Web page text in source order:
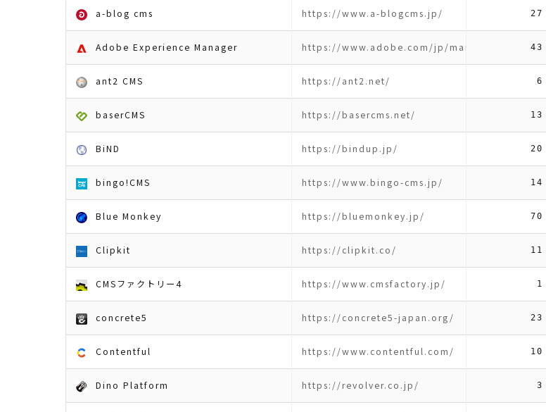
a-blog cms https://www.a-blogcms.jp/ 27
Adobe Experience Manager https://www.adobe.com/jp/marketing/ 43
ant2 CMS https://ant2.net/ 6
baserCMS https://basercms.net/ 13
BiND https://bindup.jp/ 20
bingo!CMS https://www.bingo-cms.jp/ 14
Blue Monkey https://bluemonkey.jp/ 70
Clipkit https://clipkit.co/ 11
CMSファクトリー4 https://www.cmsfactory.jp/ 1
concrete5 https://concrete5-japan.org/ 23
Contentful https://www.contentful.com/ 10
Dino Platform https://revolver.co.jp/ 3